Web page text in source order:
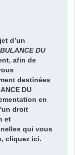
d’un
DU
afin de
destinées
DU
en
droit
et
qui vous
cliquez ici.